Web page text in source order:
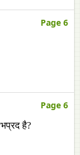
Page 6
Page 6
है?